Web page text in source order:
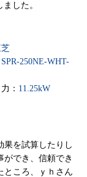
した。
SPR-250NE-WHT-
： 11.25kW
果を試算したりし
ができ、信頼でき
ところ、ｙｈさん